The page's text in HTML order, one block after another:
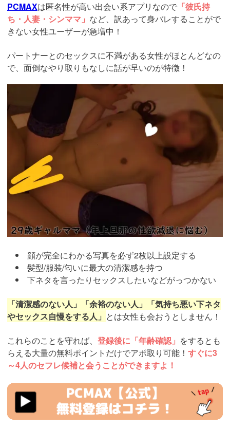
PCMAXは匿名性が高い出会い系アプリなので 「彼氏持
ち・人妻・シンママ」 など、訳あって身バレすることがで
きない女性ユーザーが急増中！
パートナーとのセックスに不満がある女性がほとんどなの
で、面倒なやり取りもなしに話が早いのが特徴！
https://pcmax.jp/lp/?
ad_id=rm327007
顔が完全にわかる写真を必ず2枚以上設定する
髪型/服装/匂いに最大の清潔感を持つ
下ネタを言ったりセックスしたいなどがっつかない
「清潔感のない人」「余裕のない人」「気持ち悪い下ネタ
やセックス自慢をする人」 とは女性も会おうとしません！
これらのことを守れば、 登録後に「年齢確認」 をするとも
らえる大量の無料ポイントだけでアポ取り可能！ すぐに3
～4人のセフレ候補と会うことができますよ！
https://pcmax.jp/lp/?
ad_id=rm327007